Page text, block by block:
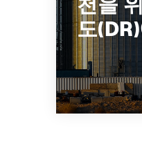
도
CASE STUDY